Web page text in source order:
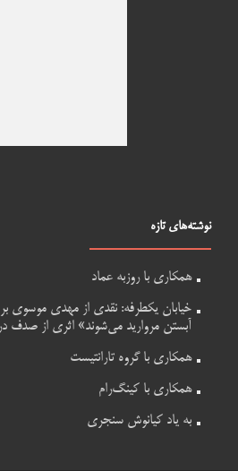
نوشته‌های تازه
همکاری با روزبه عماد
خیابان یکطرفه: نقدی از مهدی موسوی
آبستن مروارید می‌شوند» اثری از صدف
همکاری با گروه تارانتیست
همکاری با کینگ‌رام
به یاد کیانوش سنجری